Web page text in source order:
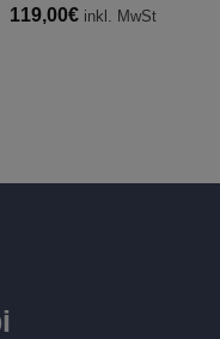
119,00€ inkl. MwSt